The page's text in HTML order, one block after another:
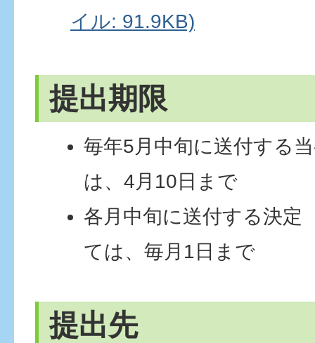
イル: 91.9KB)
提出期限
毎年5月中旬に送付する
は、4月10日まで
各月中旬に送付する決定
ては、毎月1日まで
提出先